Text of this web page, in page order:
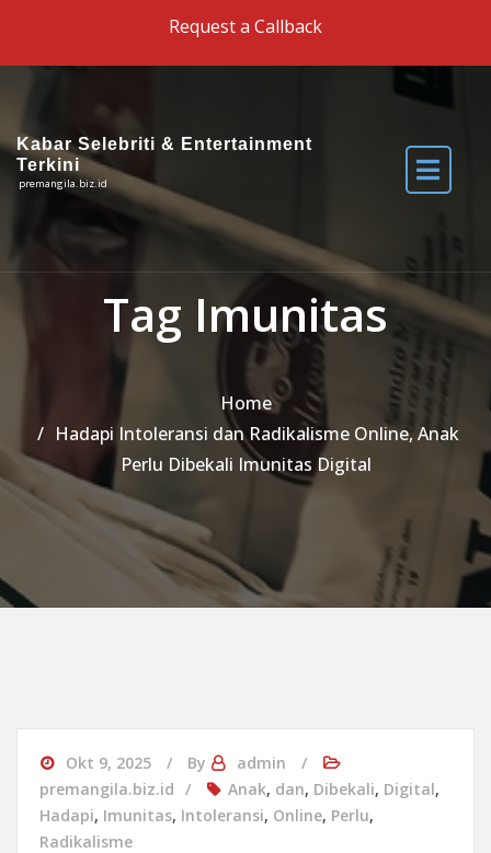
Request a Callback
Kabar Selebriti & Entertainment
Terkini
premangila.biz.id
Tag Imunitas
Home
Hadapi Intoleransi dan Radikalisme Online, Anak
Perlu Dibekali Imunitas Digital
Okt 9, 2025 By
admin
premangila.biz.id
Anak, dan, Dibekali, Digital,
Hadapi, Imunitas, Intoleransi, Online, Perlu,
Radikalisme